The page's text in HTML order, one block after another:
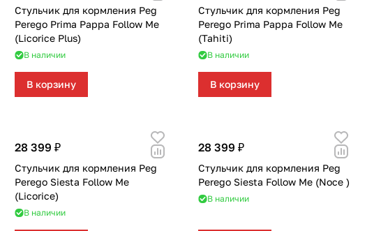
Стульчик для кормления Peg
Perego Prima Pappa Follow Me
(Licorice Plus)
В наличии
В корзину
Стульчик для кормления Peg
Perego Prima Pappa Follow Me
(Tahiti)
В наличии
В корзину
28 399 ₽
Стульчик для кормления Peg
Perego Siesta Follow Me
(Licorice)
В наличии
28 399 ₽
Стульчик для кормления Peg
Perego Siesta Follow Me (Noce )
В наличии